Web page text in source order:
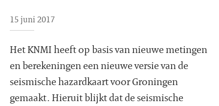
15 juni 2017
Het KNMI heeft op basis van nieuwe metingen
en berekeningen een nieuwe versie van de
seismische hazardkaart voor Groningen
gemaakt. Hieruit blijkt dat de seismische